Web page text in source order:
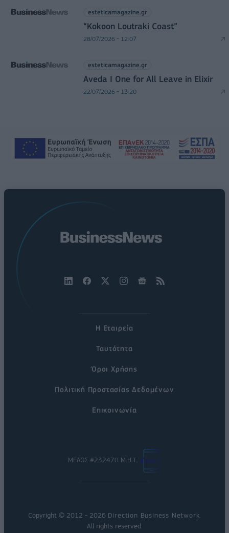
esteticamagazine.gr
“Kokoon Loutraki Coast”
28/07/2026 - 12:07
esteticamagazine.gr
Aveda I One for All Leave in Elixir
22/07/2026 - 13:20
Η Εταιρεία
Ταυτότητα
Όροι Χρήσης
Πολιτική Προστασίας Δεδομένων
Επικοινωνία
ΜΕΛΟΣ #232470 Μ.Η.Τ.
Copyright © 2012 - 2026 Direction Business Network
All rights reserved.